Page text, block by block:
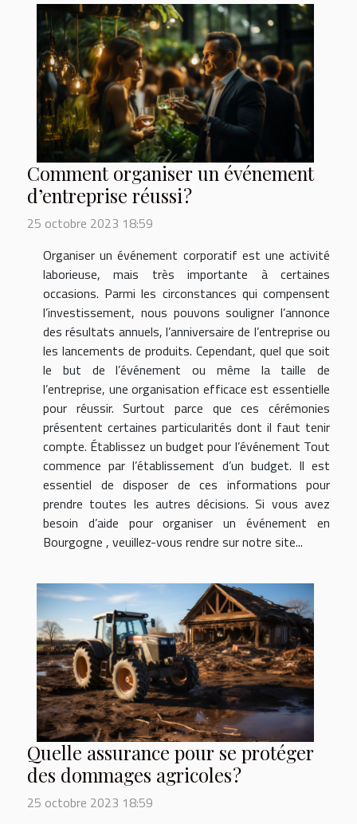
Comment organiser un événement
d’entreprise réussi ?
25 octobre 2023 18:59
Organiser un événement corporatif est une activité
laborieuse, mais très importante à certaines
occasions. Parmi les circonstances qui compensent
l’investissement, nous pouvons souligner l’annonce
des résultats annuels, l’anniversaire de l’entreprise ou
les lancements de produits. Cependant, quel que soit
le but de l’événement ou même la taille de
l’entreprise, une organisation efficace est essentielle
pour réussir. Surtout parce que ces cérémonies
présentent certaines particularités dont il faut tenir
compte. Établissez un budget pour l’événement Tout
commence par l’établissement d’un budget. Il est
essentiel de disposer de ces informations pour
prendre toutes les autres décisions. Si vous avez
besoin d’aide pour organiser un événement en
Bourgogne , veuillez-vous rendre sur notre site...
Quelle assurance pour se protéger
des dommages agricoles ?
25 octobre 2023 18:59